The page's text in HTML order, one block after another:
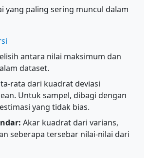
yang paling sering muncul dalam
antara nilai maksimum dan
dataset.
rata dari kuadrat deviasi
Untuk sampel, dibagi dengan
yang tidak bias.
Akar kuadrat dari varians,
seberapa tersebar nilai-nilai dari